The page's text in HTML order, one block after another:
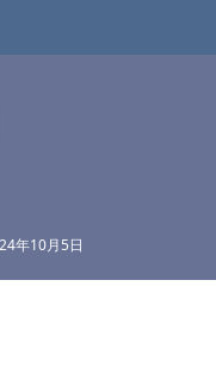
年10月5日